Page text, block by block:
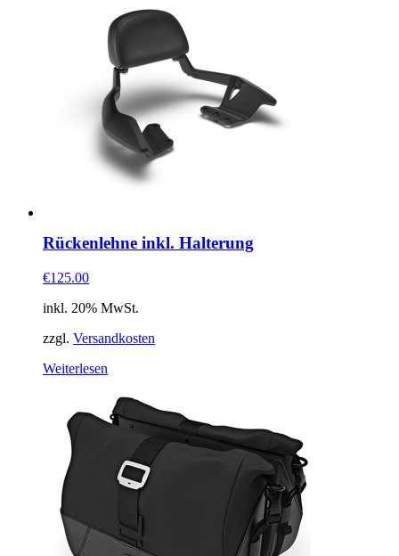
Rückenlehne inkl. Halterung
€125.00
inkl. 20% MwSt.
zzgl. Versandkosten
Weiterlesen